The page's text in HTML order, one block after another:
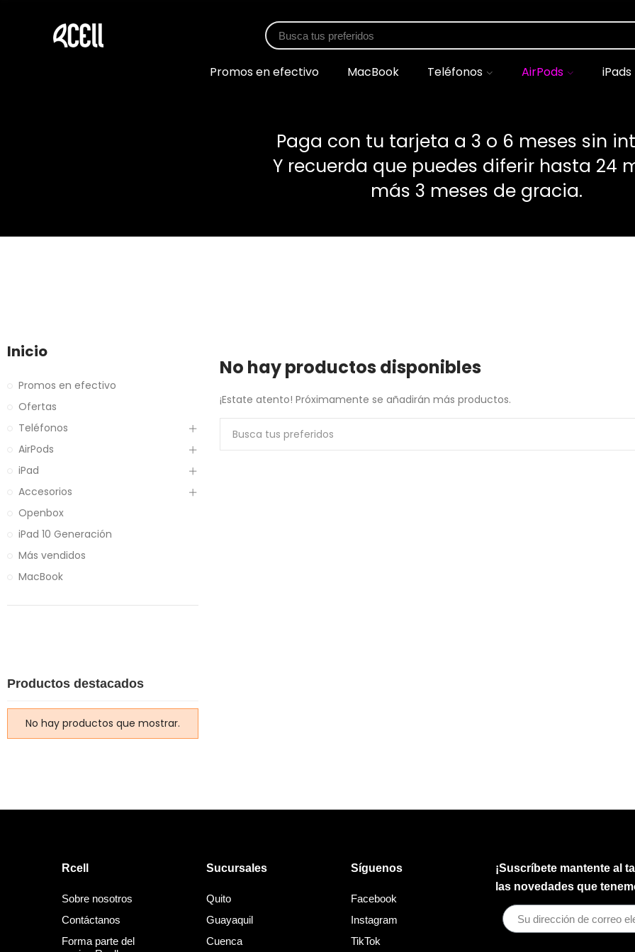
Promos en efectivo MacBook Teléfonos AirPods iPads
Paga con tu tarjeta a 3 o 6 meses sin
Y recuerda que puedes diferir hasta 24
más 3 meses de gracia.
No hay productos disponibles
¡Estate atento! Próximamente se añadirán más productos.
Inicio
Promos en efectivo
Ofertas
Teléfonos
AirPods
iPad
Accesorios
Openbox
iPad 10 Generación
Más vendidos
MacBook
Productos destacados
No hay productos que mostrar.
Rcell
Sobre nosotros
Contáctanos
Forma parte del
Sucursales
Quito
Guayaquil
Cuenca
Síguenos
Facebook
Instagram
TikTok
¡Suscríbete mantente al
las novedades que